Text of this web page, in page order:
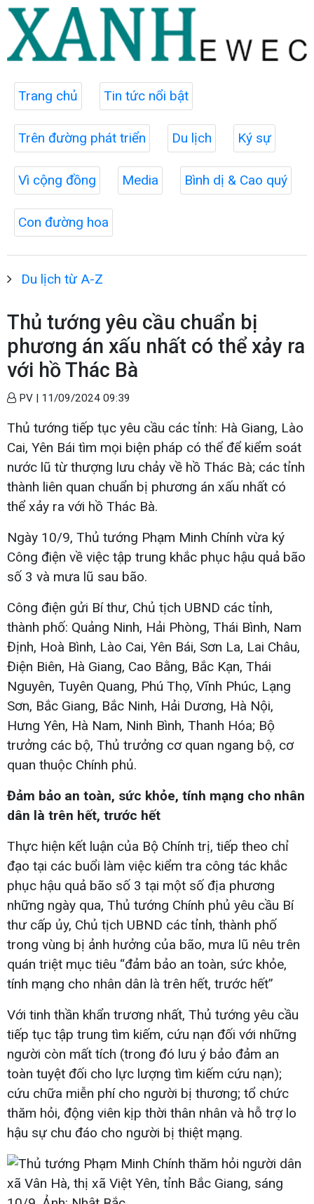
Trang chủ Tin tức nổi bật
Trên đường phát triển Du lịch Ký sự
Vì cộng đồng Media Bình dị & Cao quý
Con đường hoa
Du lịch từ A-Z
Thủ tướng yêu cầu chuẩn bị
phương án xấu nhất có thể xảy ra
với hồ Thác Bà
PV | 11/09/2024 09:39
Thủ tướng tiếp tục yêu cầu các tỉnh: Hà Giang, Lào
Cai, Yên Bái tìm mọi biện pháp có thể để kiểm soát
nước lũ từ thượng lưu chảy về hồ Thác Bà; các tỉnh
thành liên quan chuẩn bị phương án xấu nhất có
thể xảy ra với hồ Thác Bà.
Ngày 10/9, Thủ tướng Phạm Minh Chính vừa ký
Công điện về việc tập trung khắc phục hậu quả bão
số 3 và mưa lũ sau bão.
Công điện gửi Bí thư, Chủ tịch UBND các tỉnh,
thành phố: Quảng Ninh, Hải Phòng, Thái Bình, Nam
Định, Hoà Bình, Lào Cai, Yên Bái, Sơn La, Lai Châu,
Điện Biên, Hà Giang, Cao Bằng, Bắc Kạn, Thái
Nguyên, Tuyên Quang, Phú Thọ, Vĩnh Phúc, Lạng
Sơn, Bắc Giang, Bắc Ninh, Hải Dương, Hà Nội,
Hưng Yên, Hà Nam, Ninh Bình, Thanh Hóa; Bộ
trưởng các bộ, Thủ trưởng cơ quan ngang bộ, cơ
quan thuộc Chính phủ.
Đảm bảo an toàn, sức khỏe, tính mạng cho nhân
dân là trên hết, trước hết
Thực hiện kết luận của Bộ Chính trị, tiếp theo chỉ
đạo tại các buổi làm việc kiểm tra công tác khắc
phục hậu quả bão số 3 tại một số địa phương
những ngày qua, Thủ tướng Chính phủ yêu cầu Bí
thư cấp ủy, Chủ tịch UBND các tỉnh, thành phố
trong vùng bị ảnh hưởng của bão, mưa lũ nêu trên
quán triệt mục tiêu “đảm bảo an toàn, sức khỏe,
tính mạng cho nhân dân là trên hết, trước hết”
Với tinh thần khẩn trương nhất, Thủ tướng yêu cầu
tiếp tục tập trung tìm kiếm, cứu nạn đối với những
người còn mất tích (trong đó lưu ý bảo đảm an
toàn tuyệt đối cho lực lượng tìm kiếm cứu nạn);
cứu chữa miễn phí cho người bị thương; tổ chức
thăm hỏi, động viên kịp thời thân nhân và hỗ trợ lo
hậu sự chu đáo cho người bị thiệt mạng.